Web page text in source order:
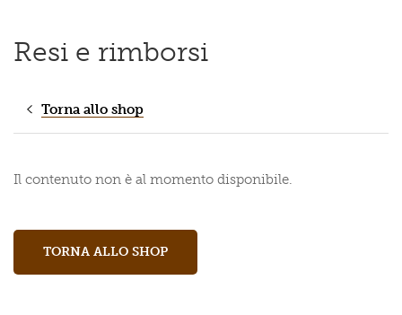
Resi e rimborsi
Torna allo shop
Il contenuto non è al momento disponibile.
TORNA ALLO SHOP